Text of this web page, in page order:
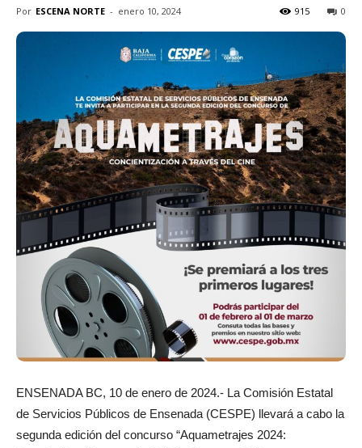
Por ESCENA NORTE - enero 10, 2024 0
915
ENSENADA BC, 10 de enero de 2024.- La Comisión Estatal
de Servicios Públicos de Ensenada (CESPE) llevará a cabo la
segunda edición del concurso “Aquametrajes 2024: